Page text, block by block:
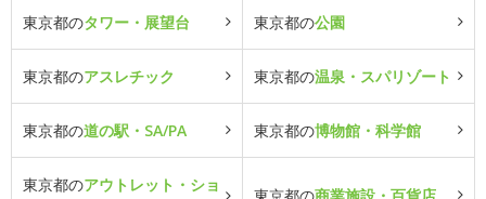
東京都のタワー・展望台 東京都の公園
東京都のアスレチック 東京都の温泉・スパリゾート
東京都の道の駅・SA/PA 東京都の博物館・科学館
東京都のアウトレット・ショ
東京都の商業施設・百貨店